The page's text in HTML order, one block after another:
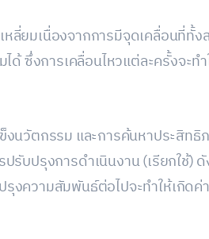
ลี่ยมเนื่องจากการมีจุดเคลื่อนที่ทั้ง
ด้ ซึ่งการเคลื่อนไหวแต่ละครั้งจะท
นวัตกรรม และการค้นหาประสิทธิ
รับปรุงการดำเนินงาน (เรียกใช้)
ความสัมพันธ์ต่อไปจะทำให้เกิดค่